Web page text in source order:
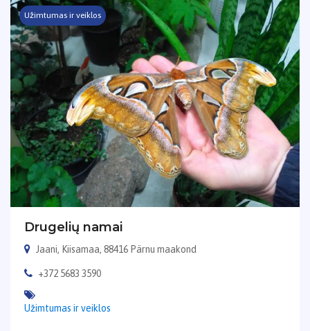
Užimtumas ir veiklos
Drugelių namai
Jaani, Kiisamaa, 88416 Pärnu maakond
+372 5683 3590
Užimtumas ir veiklos